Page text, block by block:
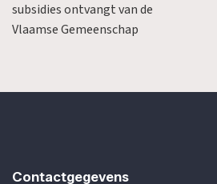
subsidies ontvangt van de
Vlaamse Gemeenschap
Contactgegevens